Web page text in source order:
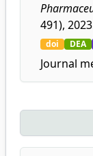
491),
doi DEA
Journal